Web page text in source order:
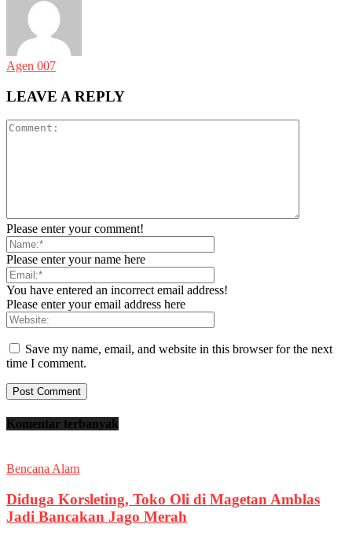
Agen 007
LEAVE A REPLY
Please enter your comment!
Please enter your name here
You have entered an incorrect email address!
Please enter your email address here
Save my name, email, and website in this browser for the next
time I comment.
Komentar terbanyak
Bencana Alam
Diduga Korsleting, Toko Oli di Magetan Amblas
Jadi Bancakan Jago Merah